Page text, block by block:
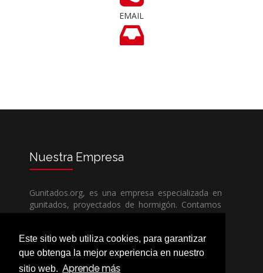
Este sitio web utiliza cookies, para garantizar
que obtenga la mejor experiencia en nuestro
sitio web. Aprende más
EMAIL
Nuestra Empresa
Gunitados.org, es una empresa especializada en
gunitados, proyectados de hormigón. Contamos
con todos los medios humanos y técnicos, para
competencia.